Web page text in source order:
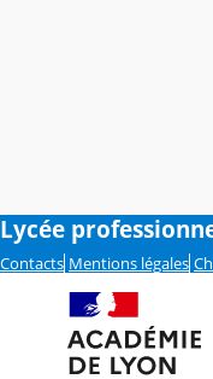
Lycée
Contacts Mentions légales